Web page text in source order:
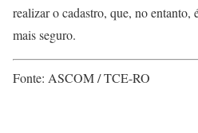
realizar o cadastro, que, no
mais seguro.
Fonte: ASCOM / TCE-RO